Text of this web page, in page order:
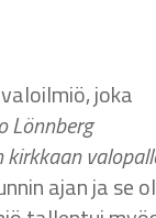
joka
Lönnberg
ajan ja se